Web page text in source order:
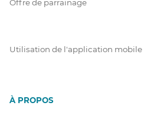
Offre de parrainage
Utilisation de l'application mobile
À PROPOS